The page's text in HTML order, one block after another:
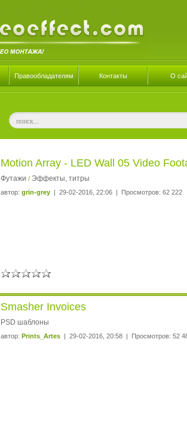
Правообладателям Контакты О
Motion Array - LED Wall 05 Video
Футажи / Эффекты, титры
автор: grin-grey | 29-02-2016, 22:06 | Просмотров: 62 222
Smasher Invoices
PSD шаблоны
автор: Prints_Artes | 29-02-2016, 20:58 | Просмотров: 52